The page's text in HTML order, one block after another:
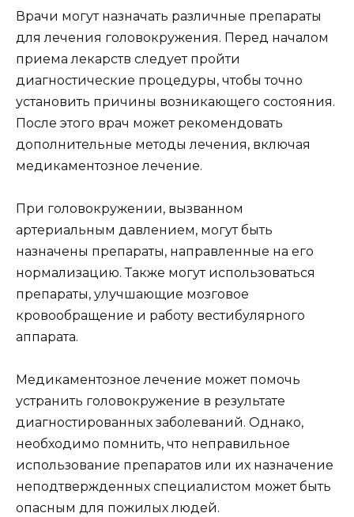
Врачи могут назначать различные препараты
для лечения головокружения. Перед началом
приема лекарств следует пройти
диагностические процедуры, чтобы точно
установить причины возникающего состояния.
После этого врач может рекомендовать
дополнительные методы лечения, включая
медикаментозное лечение.
При головокружении, вызванном
артериальным давлением, могут быть
назначены препараты, направленные на его
нормализацию. Также могут использоваться
препараты, улучшающие мозговое
кровообращение и работу вестибулярного
аппарата.
Медикаментозное лечение может помочь
устранить головокружение в результате
диагностированных заболеваний. Однако,
необходимо помнить, что неправильное
использование препаратов или их назначение
неподтвержденных специалистом может быть
опасным для пожилых людей.